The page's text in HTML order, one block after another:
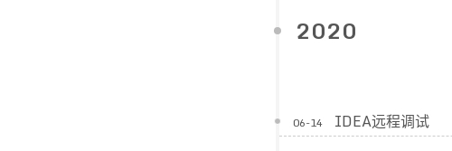
2020
06-14 IDEA远程调试